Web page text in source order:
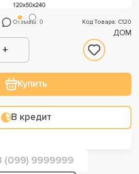
Отзывы: 0 Код Товара: С120
ДОМ
Купить
В кредит